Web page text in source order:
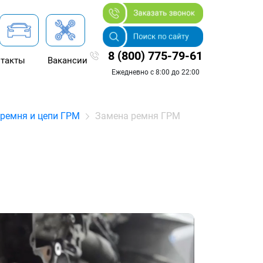
Вакансии 8 (800) 775-79-61
Ежедневно с 8:00 до 22:00
и цепи ГРМ Замена ремня ГРМ